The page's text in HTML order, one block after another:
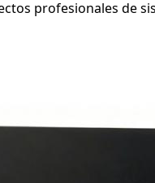
profesionales de